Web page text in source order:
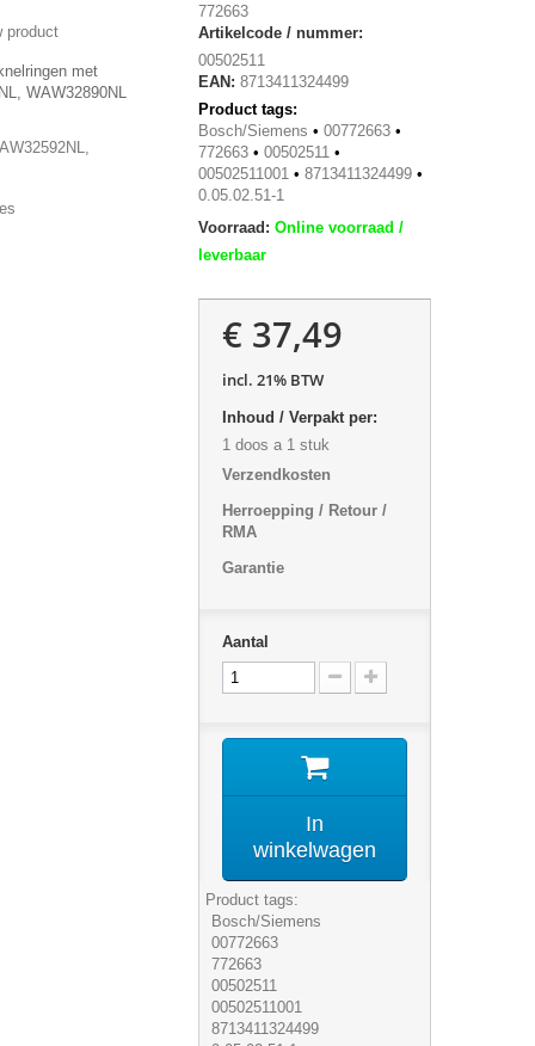
product
met
WAW32890NL
772663
Artikelcode / nummer:
00502511
EAN: 8713411324499
Product tags:
Bosch/Siemens • 00772663•
772663• 00502511 •
00502511001 • 8713411324499•
0.05.02.51-1
Voorraad: Online voorraad /
leverbaar
€ 37,49
incl. 21% BTW
Inhoud / Verpakt per:
1 doos a 1 stuk
Verzendkosten
Herroepping / Retour /
RMA
Garantie
Aantal
In
winkelwagen
Product tags:
Bosch/Siemens
00772663
772663
00502511
00502511001
8713411324499